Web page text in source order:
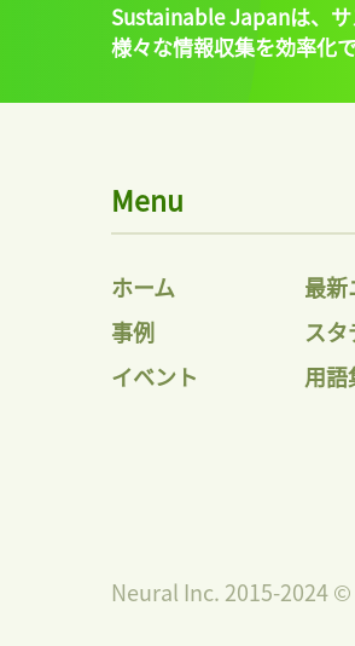
Sustainable Japanは、
様々な情報収集を効率化
Menu
ホーム
最新
事例
スタ
イベント
用語
Neural Inc. 2015-2024